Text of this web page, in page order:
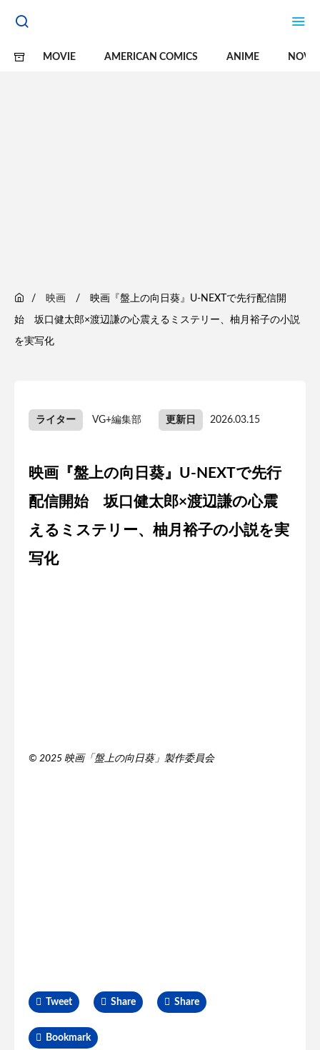
MOVIE AMERICAN COMICS ANIME
映画 映画『盤上の向日葵』U-NEXTで先行配信開
始 坂口健太郎×渡辺謙の心震えるミステリー、柚月裕子の小説
を実写化
ライター VG+編集部 更新日 2026.03.15
映画『盤上の向日葵』U-NEXTで先行
配信開始 坂口健太郎×渡辺謙の心震
えるミステリー、柚月裕子の小説を実
写化
© 2025 映画「盤上の向日葵」製作委員会
Tweet Share Share
Bookmark